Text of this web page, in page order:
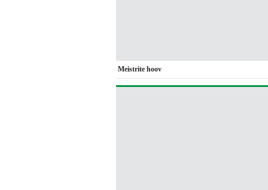
Meistrite hoov